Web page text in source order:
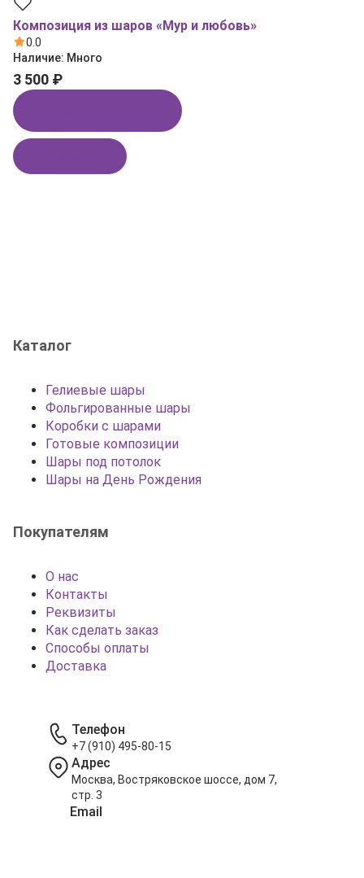
Композиция из шаров «Мур и любовь»
0.0
Наличие: Много
3 500 ₽
Каталог
Гелиевые шары
Фольгированные шары
Коробки с шарами
Готовые композиции
Шары под потолок
Шары на День Рождения
Покупателям
О нас
Контакты
Реквизиты
Как сделать заказ
Способы оплаты
Доставка
Телефон
+7 (910) 495-80-15
Адрес
Москва, Востряковское шоссе, дом 7,
стр. 3
Email